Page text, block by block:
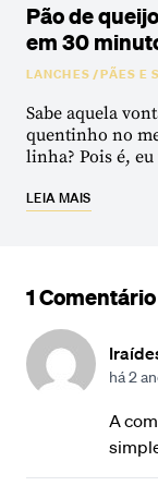
Pão de
em 30
LANCHES/PÃES E
Sabe aquela
quentinho no
linha? Pois é,
LEIA MAIS
1 Comentário
há 2
A